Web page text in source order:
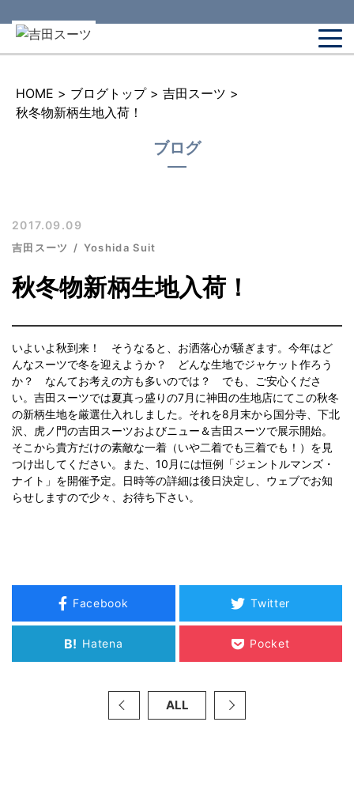
HOME > ブログトップ > 吉田スーツ >
秋冬物新柄生地入荷！
ブログ
2017.09.09
吉田スーツ Yoshida Suit
秋冬物新柄生地入荷！
いよいよ秋到来！ そうなると、お洒落心が騒ぎます。今年はど
んなスーツで冬を迎えようか？ どんな生地でジャケット作ろう
か？ なんてお考えの方も多いのでは？ でも、ご安心くださ
い。吉田スーツでは夏真っ盛りの7月に神田の生地店にてこの秋冬
の新柄生地を厳選仕入れしました。それを8月末から国分寺、下北
沢、虎ノ門の吉田スーツおよびニュー＆吉田スーツで展示開始。
そこから貴方だけの素敵な一着（いや二着でも三着でも！）を見
つけ出してください。また、10月には恒例「ジェントルマンズ・
ナイト」を開催予定。日時等の詳細は後日決定し、ウェブでお知
らせしますので少々、お待ち下さい。
Facebook Twitter
B! Hatena Pocket
ALL